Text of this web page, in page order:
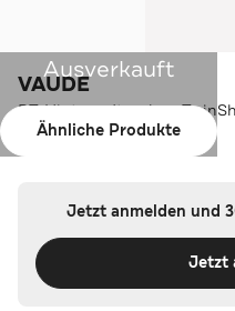
Ausverkauft
Ähnliche Produkte
VAUDE
RT-Hinterradtaschen
Jetzt anmelden und
Jetzt